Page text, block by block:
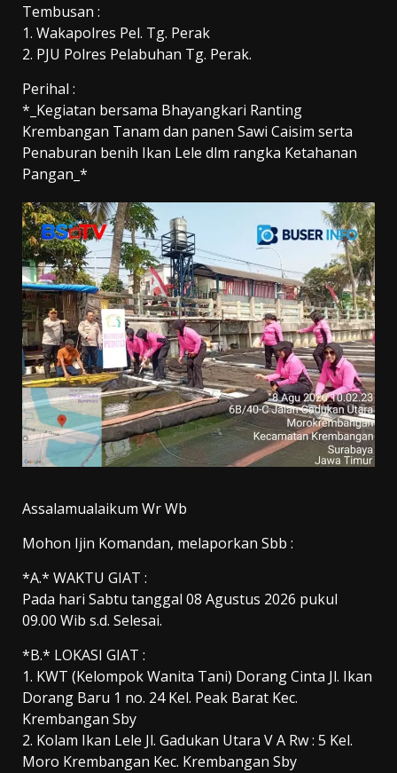
Tembusan :
1. Wakapolres Pel. Tg. Perak
2. PJU Polres Pelabuhan Tg. Perak.
Perihal :
*_Kegiatan bersama Bhayangkari Ranting
Krembangan Tanam dan panen Sawi Caisim serta
Penaburan benih Ikan Lele dlm rangka Ketahanan
Pangan_*
Assalamualaikum Wr Wb
Mohon Ijin Komandan, melaporkan Sbb :
*A.* WAKTU GIAT :
Pada hari Sabtu tanggal 08 Agustus 2026 pukul
09.00 Wib s.d. Selesai.
*B.* LOKASI GIAT :
1. KWT (Kelompok Wanita Tani) Dorang Cinta Jl. Ikan
Dorang Baru 1 no. 24 Kel. Peak Barat Kec.
Krembangan Sby
2. Kolam Ikan Lele Jl. Gadukan Utara V A Rw : 5 Kel.
Moro Krembangan Kec. Krembangan Sby